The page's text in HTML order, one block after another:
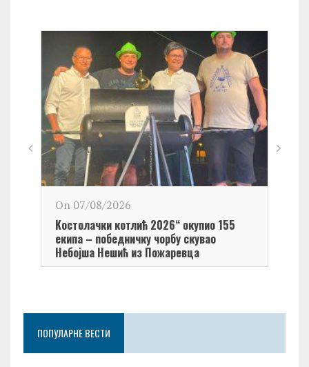
On 07/08/2026
Kостолачки котлић 2026“ окупио 155
екипа – победничку чорбу скувао
Небојша Нешић из Пожаревца
ПОПУЛАРНЕ ВЕСТИ